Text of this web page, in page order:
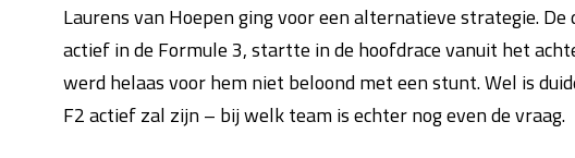
Laurens van Hoepen ging voor een alternatieve strategie.
actief in de Formule 3, startte in de hoofdrace vanuit het
werd helaas voor hem niet beloond met een stunt. Wel is
F2 actief zal zijn – bij welk team is echter nog even de vraag.